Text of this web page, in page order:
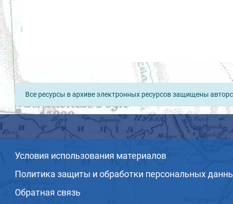
Все ресурсы в архиве электронных ресурсов защищены
Условия использования материалов
Политика защиты и обработки персональных
Обратная связь